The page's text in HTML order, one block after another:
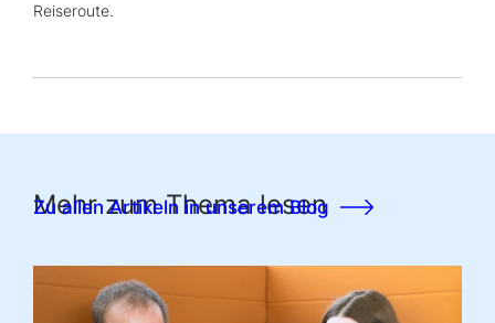
Reiseroute.
Mehr zum Thema lesen
Zu allen Artikeln in unserem Blog